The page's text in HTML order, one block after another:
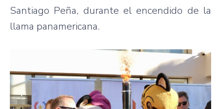
Santiago Peña, durante el encendido de la
llama panamericana.